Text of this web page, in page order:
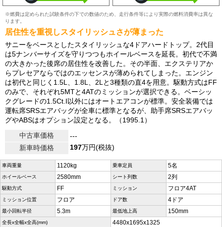
※燃費は定められた試験条件の下での数値のため、走行条件等により実際の燃料消費率は異な
ります。
居住性を重視しスタイリッシュさが薄まった
サニーをベースとしたスタイリッシュな4ドアハードトップ。2代目
は5ナンバーサイズを守りつつもホイールベースを延長。初代で不満
の大きかった後席の居住性を改善した。その半面、エクステリアか
らプレセアならではのエッセンスが薄められてしまった。エンジン
は初代と同じく1.5L、1.8L、2Lと3種類の直4を用意。駆動方式はFF
のみで、それぞれ5MTと4ATのミッションが選択できる。ベーシッ
クグレードの1.5Ct.I以外にはオートエアコンが標準。安全装備では
運転席SRSエアバッグが全車に標準となるが、助手席SRSエアバッ
グやABSはオプション設定となる。（1995.1）
中古車価格
---
新車時価格
197万円(税抜)
車両重量 1120kg 乗車定員 5名
ホイールベース 2580mm シート列数 2列
駆動方式 FF ミッション フロア4AT
ミッション位置 フロア ドア数 4ドア
最小回転半径 5.3m 最低地上高 150mm
全長x全幅x全高(mm) 4480x1695x1325